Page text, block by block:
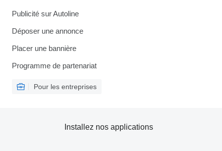
Publicité sur Autoline
Déposer une annonce
Placer une bannière
Programme de partenariat
Pour les entreprises
Installez nos applications